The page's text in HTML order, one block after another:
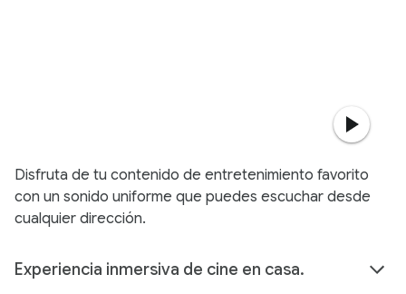
Disfruta de tu contenido de entretenimiento favorito
con un sonido uniforme que puedes escuchar desde
cualquier dirección.
Experiencia inmersiva de cine en casa.